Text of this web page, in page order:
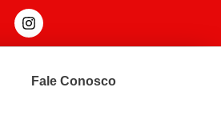
Fale Conosco